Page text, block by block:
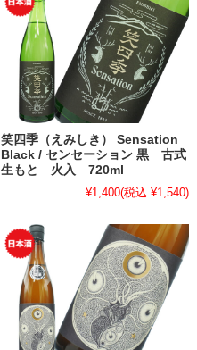
笑四季（えみしき） Sensation
Black / センセーション 黒 古式
生もと 火入 720ml
¥1,400(税込 ¥1,540)